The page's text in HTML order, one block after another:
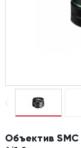
Объектив SMC